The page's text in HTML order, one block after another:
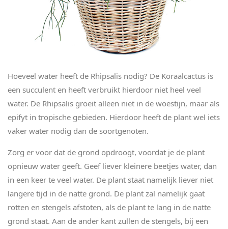
Hoeveel water heeft de Rhipsalis nodig? De Koraalcactus is
een succulent en heeft verbruikt hierdoor niet heel veel
water. De Rhipsalis groeit alleen niet in de woestijn, maar als
epifyt in tropische gebieden. Hierdoor heeft de plant wel iets
vaker water nodig dan de soortgenoten.
Zorg er voor dat de grond opdroogt, voordat je de plant
opnieuw water geeft. Geef liever kleinere beetjes water, dan
in een keer te veel water. De plant staat namelijk liever niet
langere tijd in de natte grond. De plant zal namelijk gaat
rotten en stengels afstoten, als de plant te lang in de natte
grond staat. Aan de ander kant zullen de stengels, bij een